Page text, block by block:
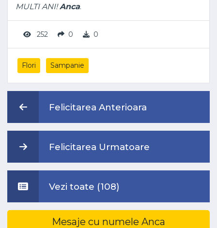
MULTI ANI!Anca.
252 0 0
Flori Sampanie
Felicitarea Anterioara
Felicitarea Urmatoare
Vezi toate (108)
Mesaje cu numele Anca